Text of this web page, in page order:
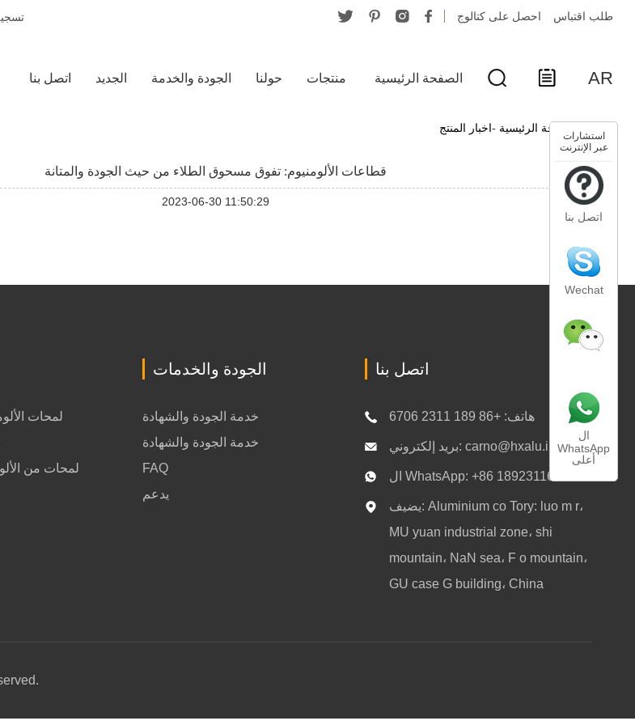
احصل على كتالوج طلب اقتباس
AR الصفحة الرئيسية منتجات حولنا الجودة والخدمة الجديد اتصل بنا
الصفحة الرئيسية -اخبار المنتج
قطاعات الألومنيوم: تفوق مسحوق الطلاء من حيث الجودة والمتانة
2023-06-30 11:50:29
لمحات
لمحات من
الجودة والخدمات
خدمة الجودة والشهادة
خدمة الجودة والشهادة
FAQ
يدعم
اتصل بنا
هاتف: +86 189 2311 6706
بريد إلكتروني: carno@hxalu.info
ال WhatsApp: +86 18923116706
يضيف: Aluminium co Tory: luo m r،
MU yuan industrial zone، shi
mountain، NaN sea، F o mountain،
GU case G building، China
استشارات
عبر الإنترنت
اتصل بنا
Wechat
ال
WhatsApp
أعلى